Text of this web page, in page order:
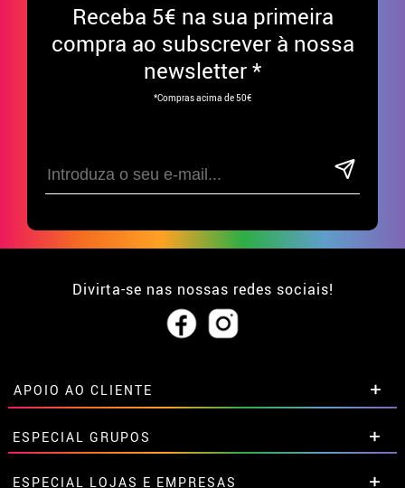
Receba 5€ na sua primeira
compra ao subscrever à nossa
newsletter *
*Compras acima de 50€
Divirta-se nas nossas redes sociais!
APOIO AO CLIENTE
• Sobre nós
• Condições de venda
• Aviso legal ePrivacidade
ESPECIAL GRUPOS
Descontos especiais para grupos.
ESPECIAL LOJAS E EMPRESAS